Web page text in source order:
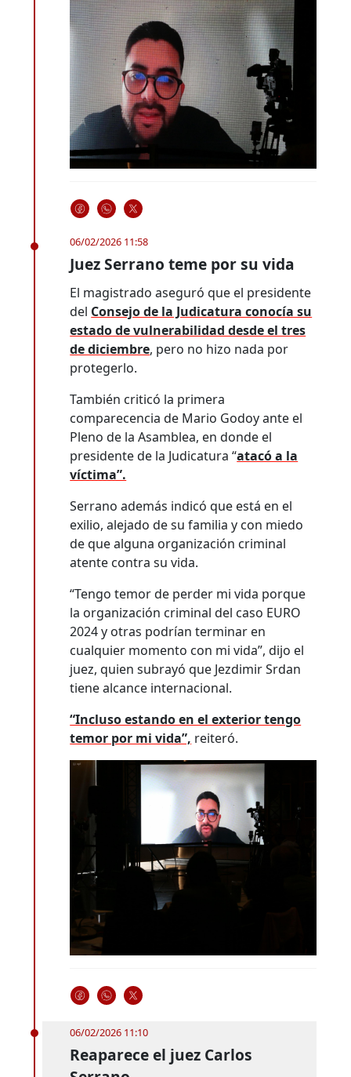
06/02/2026 11:58
Juez Serrano teme por su vida
El magistrado aseguró que el presidente
del Consejo de la Judicatura conocía su
estado de vulnerabilidad desde el tres
de diciembre, pero no hizo nada por
protegerlo.
También criticó la primera
comparecencia de Mario Godoy ante el
Pleno de la Asamblea, en donde el
presidente de la Judicatura “atacó a la
víctima”.
Serrano además indicó que está en el
exilio, alejado de su familia y con miedo
de que alguna organización criminal
atente contra su vida.
“Tengo temor de perder mi vida porque
la organización criminal del caso EURO
2024 y otras podrían terminar en
cualquier momento con mi vida”, dijo el
juez, quien subrayó que Jezdimir Srdan
tiene alcance internacional.
“Incluso estando en el exterior tengo
temor por mi vida”, reiteró.
06/02/2026 11:10
Reaparece el juez Carlos